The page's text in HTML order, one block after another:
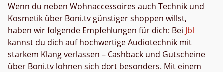
Wenn du neben Wohnaccessoires auch Technik und
Kosmetik über Boni.tv günstiger shoppen willst,
haben wir folgende Empfehlungen für dich: Bei Jbl
kannst du dich auf hochwertige Audiotechnik mit
starkem Klang verlassen – Cashback und Gutscheine
über Boni.tv lohnen sich dort besonders. Mit einem